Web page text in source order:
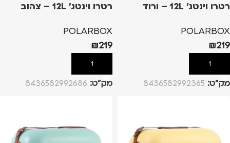
רטרו וינטג' 12L – ורוד
POLARBOX
₪219
הוספה לסל
מק”ט: 8436582992365
רטרו וינטג' 12L – צהוב
POLARBOX
₪219
הוספה לסל
מק”ט: 8436582992686